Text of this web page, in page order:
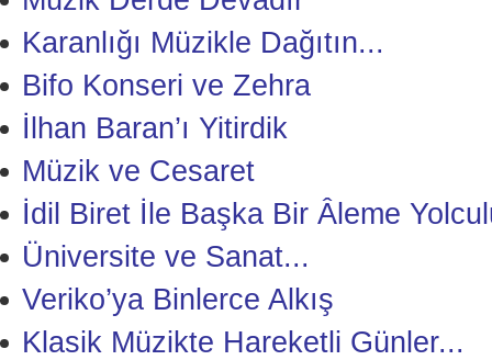
Karanlığı Müzikle Dağıtın...
Bifo Konseri ve Zehra
İlhan Baran’ı Yitirdik
Müzik ve Cesaret
İdil Biret İle Başka Bir Âleme
Üniversite ve Sanat...
Veriko’ya Binlerce Alkış
Klasik Müzikte Hareketli Günler...